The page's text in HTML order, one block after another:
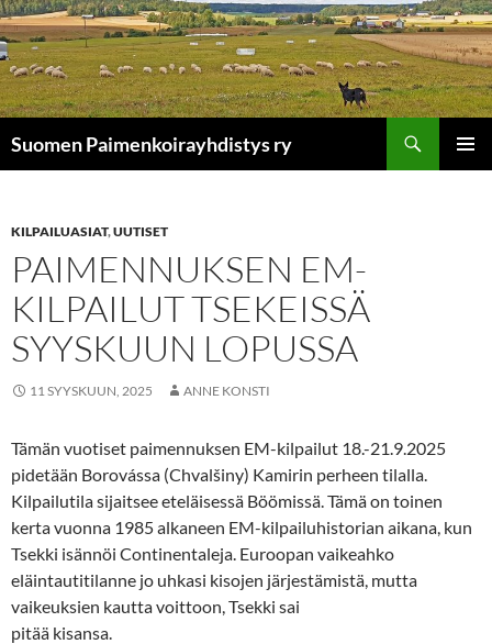
Siirry
sisältöön
Suomen Paimenkoirayhdistys ry
KILPAILUASIAT,UUTISET
PAIMENNUKSEN EM-
KILPAILUT TSEKEISSÄ
SYYSKUUN LOPUSSA
11 SYYSKUUN, 2025 ANNE KONSTI
Tämän vuotiset paimennuksen EM-kilpailut 18.-21.9.2025
pidetään Borovássa (Chvalšiny) Kamirin perheen tilalla.
Kilpailutila sijaitsee eteläisessä Böömissä. Tämä on toinen
kerta vuonna 1985 alkaneen EM-kilpailuhistorian aikana, kun
Tsekki isännöi Continentaleja. Euroopan vaikeahko
eläintautitilanne jo uhkasi kisojen järjestämistä, mutta
vaikeuksien kautta voittoon, Tsekki sai
pitää kisansa.